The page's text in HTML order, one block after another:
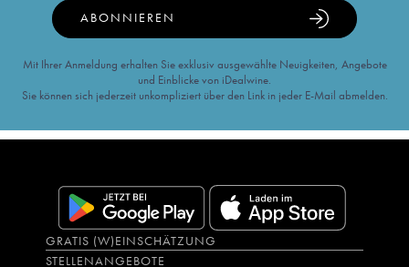
ABONNIEREN
Mit Ihrer Anmeldung erhalten Sie exklusiv ausgewählte Neuigkeiten, Angebote
und Einblicke von iDealwine.
Sie können sich jederzeit unkompliziert über den Link in jeder E-Mail abmelden.
GRATIS (W)EINSCHÄTZUNG
STELLENANGEBOTE